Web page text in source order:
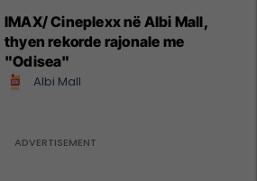
IMAX/ Cineplexx në Albi Mall,
thyen rekorde rajonale me
"Odisea"
Albi Mall